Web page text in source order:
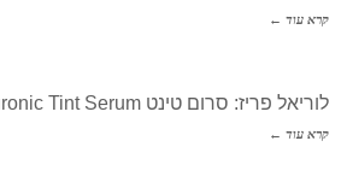
קרא עוד ←
לוריאל פריז: סרום טינט Hyaluronic Tint Serum
קרא עוד ←